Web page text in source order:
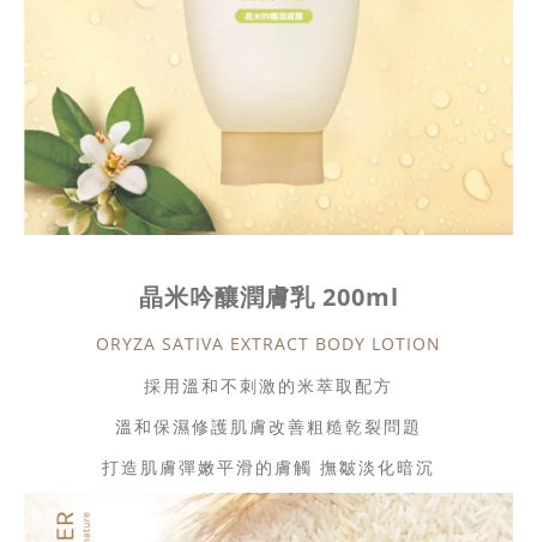
晶米吟釀潤膚乳 200ml
ORYZA SATIVA EXTRACT BODY LOTION
採用溫和不刺激的米萃取配方
溫和保濕修護肌膚改善粗糙乾裂問題
打造肌膚彈嫩平滑的膚觸 撫皺淡化暗沉